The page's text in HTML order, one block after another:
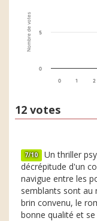
Nombre de votes
0 1 2
0
5
12 votes
7/10 Un thriller
décrépitude d'un
navigue entre les
semblants sont au
brin convenu, le
bonne qualité et